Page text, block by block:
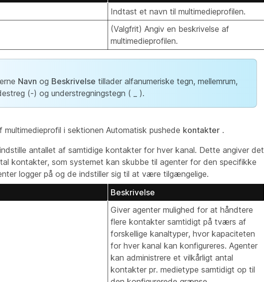
Indtast et navn til multimedieprofilen.
(Valgfrit) Angiv en beskrivelse af
multimedieprofilen.
Navn og Beskrivelse tillader alfanumeriske tegn, mellemrum,
(-) og understregningstegn ( _ ).
i sektionen Automatisk pushede kontakter .
antallet af samtidige kontakter for hver kanal. Dette angiver det
kontakter, som systemet kan skubbe til agenter for den specifikke
logger på og de indstiller sig til at være tilgængelige.
Beskrivelse
Giver agenter mulighed for at håndtere
flere kontakter samtidigt på tværs af
forskellige kanaltyper, hvor kapaciteten
for hver kanal kan konfigureres. Agenter
kan administrere et vilkårligt antal
kontakter pr. medietype samtidigt op til